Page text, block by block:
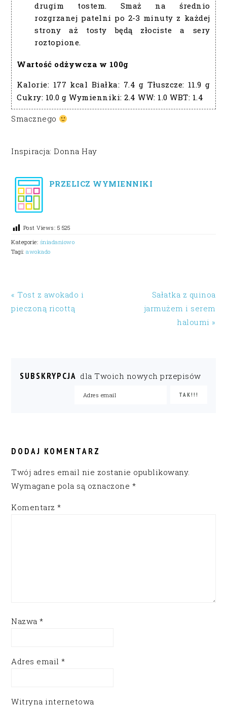
drugim tostem. Smaż na średnio
rozgrzanej patelni po 2-3 minuty z każdej
strony aż tosty będą złociste a sery
roztopione.
Wartość odżywcza w 100g
Kalorie: 177 kcal Białka: 7.4 g Tłuszcze: 11.9 g
Cukry: 10.0 g Wymienniki:2.4 WW: 1.0 WBT: 1.4
Smacznego
Inspiracja: Donna Hay
PRZELICZ WYMIENNIKI
Post Views: 5 525
Kategorie: śniadaniowo
Tagi:awokado
« Tost z awokado i
pieczoną ricottą
Sałatka z quinoa
jarmużem i serem
haloumi »
SUBSKRYPCJA dla Twoich nowych przepisów
INTERACTIONS
DODAJ KOMENTARZ
Twój adres email nie zostanie opublikowany.
Wymagane pola są oznaczone *
Komentarz*
Nazwa*
Adres email*
Witryna internetowa